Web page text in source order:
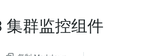
集群监控组件